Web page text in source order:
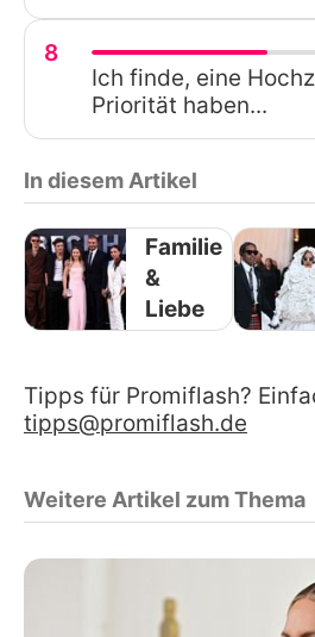
8
Ich finde, eine
Priorität haben...
In diesem Artikel
Familie
&
Liebe
Tipps für Promiflash?
tipps@promiflash.de
Weitere Artikel zum Thema